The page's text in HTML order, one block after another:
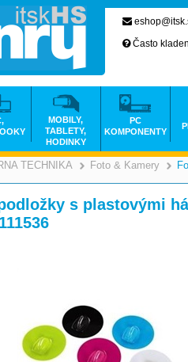
TECHNIKA >
Foto & Kamery
s plastovými
Často
MOBILY,
TABLETY,
HODINKY
PC
KOMPONENTY